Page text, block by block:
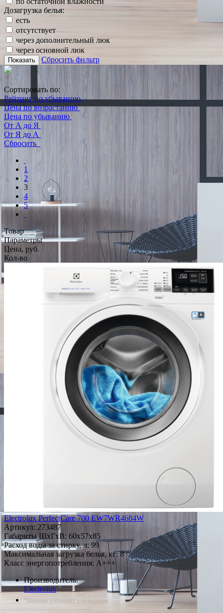
Дозагрузка белья:
есть
отсутствует
через дополнительный люк
через основной люк
Показать Сбросить фильтр
Сортировать по:
Рейтинг по убыванию
Цена по возрастанию
Цена по убыванию
От А до Я
От Я до А
Сбросить
1
2
3
4
5
Товар
Параметры
Цена, руб.
Кол-во
Electrolux PerfectCare 700 EW7WR4684W
Артикул: 273487
Габариты ШxГxВ: 60x57x85
Расход воды за стирку, л: 99
Максимальная загрузка белья, кг: 8
Класс энергопотребления: A+++
Производитель:
Electrolux
*Наличие уточняйте у менеджера